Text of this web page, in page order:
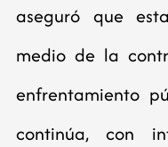
aseguró que
medio de la
enfrentamiento
continúa, con